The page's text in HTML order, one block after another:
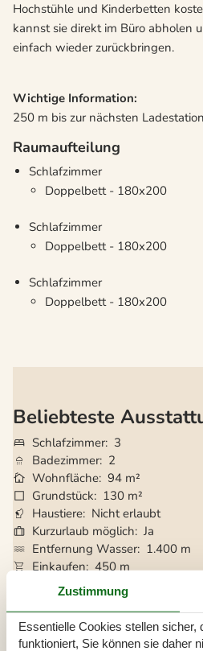
Hochstühle und Kinderbetten
kannst sie direkt im Büro abholen
einfach wieder zurückbringen.
Wichtige Information:
250 m bis zur nächsten Ladestation
Raumaufteilung
Schlafzimmer
Doppelbett - 180x200
Schlafzimmer
Doppelbett - 180x200
Schlafzimmer
Doppelbett - 180x200
Beliebteste
Schlafzimmer 3
Badezimmer 2
Wohnfläche 94 m²
Grundstück
130 m²
Haustiere Nicht erlaubt
Kurzurlaub möglich Ja
Entfernung Wasser 1.400 m
Einkaufen 450 m
Internet
Ja
Spiel- und Sportzimmer
Klimaanlage
Ja
Waschmaschine Ja
Zustimmung
Essentielle Cookies stellen sicher,
funktioniert, Sie können sie daher